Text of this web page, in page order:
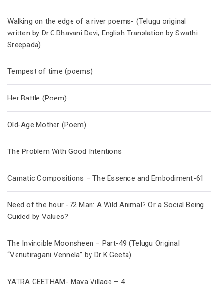
Walking on the edge of a river poems- (Telugu original
written by Dr.C.Bhavani Devi, English Translation by Swathi
Sreepada)
Tempest of time (poems)
Her Battle (Poem)
Old-Age Mother (Poem)
The Problem With Good Intentions
Carnatic Compositions – The Essence and Embodiment-61
Need of the hour -72 Man: A Wild Animal? Or a Social Being
Guided by Values?
The Invincible Moonsheen – Part-49 (Telugu Original
“Venutiragani Vennela” by Dr K.Geeta)
YATRA GEETHAM- Maya Village – 4